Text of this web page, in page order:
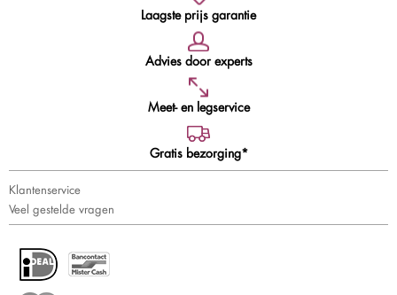
Laagste prijs garantie
Advies door experts
Meet- en legservice
Gratis bezorging*
Klantenservice
Veel gestelde vragen